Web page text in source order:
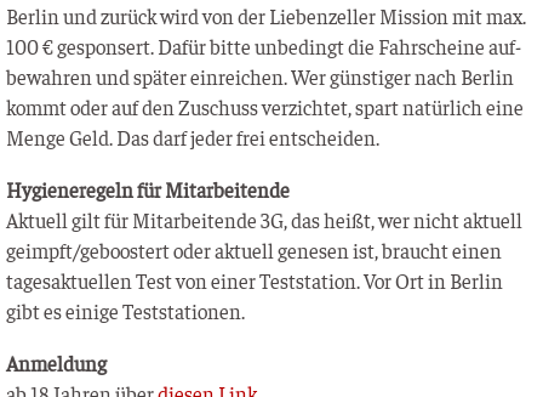
Ber­lin und zurück wird von der Lie­ben­zel­ler Mis­si­on mit max.
100 € gespon­sert. Dafür bit­te unbe­dingt die Fahr­schei­ne auf­
be­wah­ren und spä­ter ein­rei­chen. Wer güns­ti­ger nach Ber­lin
kommt oder auf den Zuschuss ver­zich­tet, spart natür­lich eine
Men­ge Geld. Das darf jeder frei entscheiden.
Hygie­ne­re­geln für Mitarbeitende
Aktu­ell gilt für Mit­ar­bei­ten­de 3G, das heißt, wer nicht aktu­ell
geimpft/geboostert oder aktu­ell gene­sen ist, braucht einen
tages­ak­tu­el­len Test von einer Test­sta­ti­on. Vor Ort in Ber­lin
gibt es eini­ge Teststationen.
Anmel­dung